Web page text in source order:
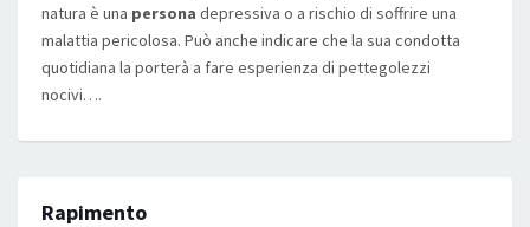
natura è una persona depressiva o a rischio di soffrire una
malattia pericolosa. Può anche indicare che la sua condotta
quotidiana la porterà a fare esperienza di pettegolezzi
nocivi….
Rapimento